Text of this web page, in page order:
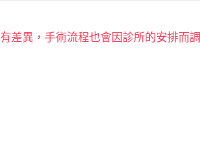
差異，手術流程也會因診所的安排而調